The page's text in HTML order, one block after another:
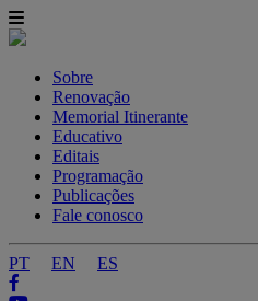
Sobre
Renovação
Memorial Itinerante
Educativo
Editais
Programação
Publicações
Fale conosco
PT EN ES